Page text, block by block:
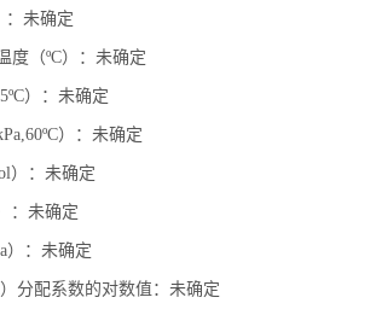
未确定
（ºC）：未确定
）：未确定
）：未确定
）：未确定
：未确定
：未确定
分配系数的对数值：未确定